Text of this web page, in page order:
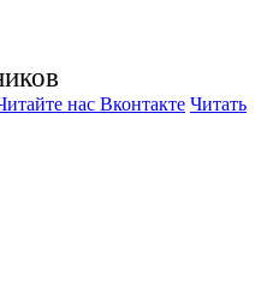
нас Вконтакте Читать